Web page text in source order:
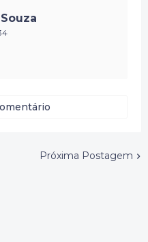
Próxima Postagem